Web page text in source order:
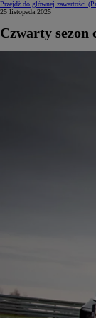
Przejdź do głównej zawartości
25 listopada 2025
Czwarty sezon